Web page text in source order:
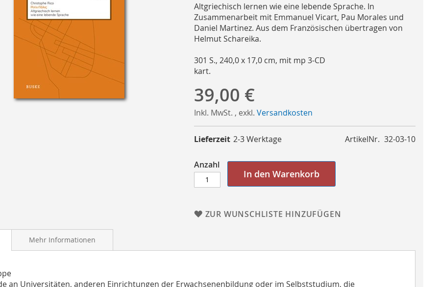
Altgriechisch lernen wie eine lebende Sprache. In
Zusammenarbeit mit Emmanuel Vicart, Pau Morales und
Daniel Martinez. Aus dem Französischen übertragen von
Helmut Schareika.
301 S., 240,0 x 17,0 cm, mit mp 3-CD
kart.
39,00 €
Inkl. MwSt. , exkl. Versandkosten
ArtikelNr. 32-03-10
Lieferzeit 2-3 Werktage
Anzahl
In den Warenkorb
ZUR WUNSCHLISTE HINZUFÜGEN
an Universitäten, anderen Einrichtungen der Erwachsenenbildung oder im Selbststudium, die
Mehr Informationen